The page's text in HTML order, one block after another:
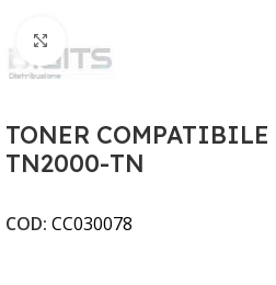
TONER COMPATIBILE
TN2000-TN
COD: CC030078